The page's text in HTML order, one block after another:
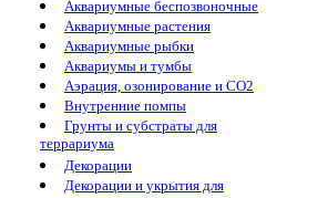
Аквариумные беспозвоночные
Аквариумные растения
Аквариумные рыбки
Аквариумы и тумбы
Аэрация, озонирование и CO2
Внутренние помпы
Грунты и субстраты для
террариума
Декорации
Декорации и укрытия для